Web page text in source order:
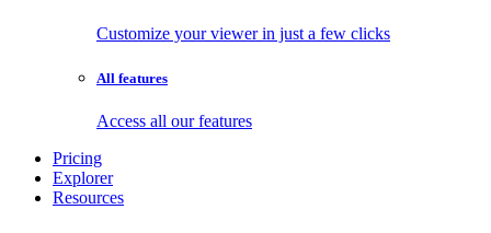
Customize your viewer in just a few clicks
All features
Access all our features
Pricing
Explorer
Resources